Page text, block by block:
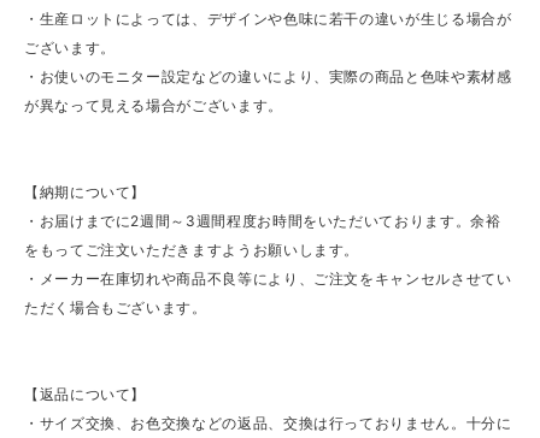
・生産ロットによっては、デザインや色味に若干の違いが生じる場合が
ございます。
・お使いのモニター設定などの違いにより、実際の商品と色味や素材感
が異なって見える場合がございます。
【納期について】
・お届けまでに2週間～3週間程度お時間をいただいております。余裕
をもってご注文いただきますようお願いします。
・メーカー在庫切れや商品不良等により、ご注文をキャンセルさせてい
ただく場合もございます。
【返品について】
・サイズ交換、お色交換などの返品、交換は行っておりません。十分に